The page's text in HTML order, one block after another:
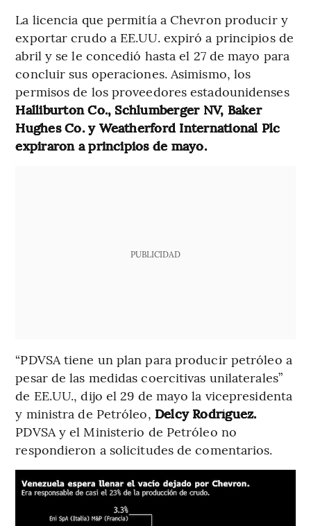
La licencia que permitía a Chevron producir y
exportar crudo a EE.UU. expiró a principios de
abril y se le concedió hasta el 27 de mayo para
concluir sus operaciones. Asimismo, los
permisos de los proveedores estadounidenses
Halliburton Co., Schlumberger NV, Baker
Hughes Co. y Weatherford International Plc
expiraron a principios de mayo.
PUBLICIDAD
“PDVSA tiene un plan para producir petróleo a
pesar de las medidas coercitivas unilaterales”
de EE.UU., dijo el 29 de mayo la vicepresidenta
y ministra de Petróleo, Delcy Rodríguez.
PDVSA y el Ministerio de Petróleo no
respondieron a solicitudes de comentarios.